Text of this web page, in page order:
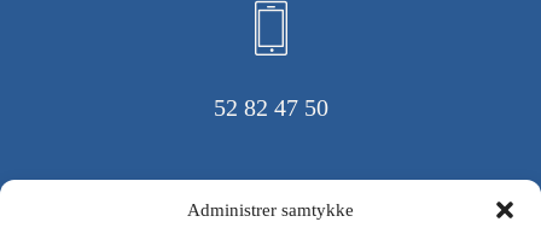
Administrer samtykke
52 82 47 50